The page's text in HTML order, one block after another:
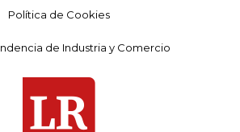
Política de Cookies
de Industria y Comercio